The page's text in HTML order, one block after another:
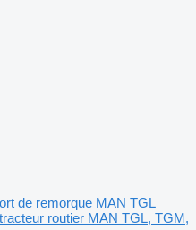
de remorque MAN TGL
routier MAN TGL, TGM,